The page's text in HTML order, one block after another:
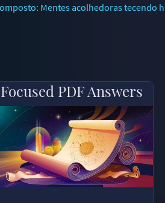
Mentes acolhedoras tecendo
Focused PDF Answers